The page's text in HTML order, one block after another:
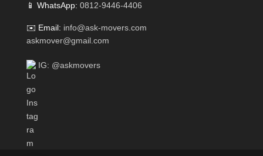
📱 WhatsApp: 0812-9446-4406
✉️ Email: info@ask-movers.com
askmover@gmail.com
IG: @askmovers